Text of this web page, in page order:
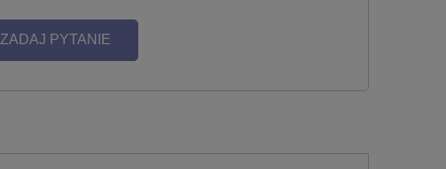
ZADAJ PYTANIE